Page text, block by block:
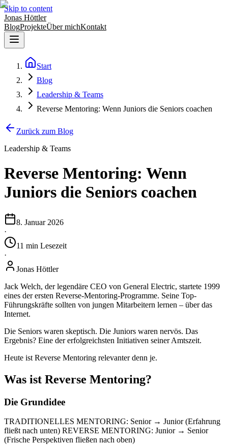
Skip to content
Jonas Höttler
BlogProjekteÜber michKontakt
Start
Blog
Leadership & Teams
Reverse Mentoring: Wenn Juniors die Seniors coachen
Zurück zum Blog
Leadership & Teams
Reverse Mentoring: Wenn
Juniors die Seniors coachen
8. Januar 2026
·
11 min Lesezeit
·
Jonas Höttler
Jack Welch, der legendäre CEO von General Electric, startete 1999
eines der ersten Reverse-Mentoring-Programme. Seine Top-
Führungskräfte sollten von jungen Mitarbeitern lernen – über das
Internet.
Die Seniors waren skeptisch. Die Juniors waren nervös. Das
Ergebnis? Eine der erfolgreichsten Initiativen seiner Amtszeit.
Heute ist Reverse Mentoring relevanter denn je.
Was ist Reverse Mentoring?
Die Grundidee
TRADITIONELLES MENTORING: Senior → Junior (Erfahrung
fließt nach unten) REVERSE MENTORING: Junior → Senior
(Frische Perspektiven fließen nach oben)